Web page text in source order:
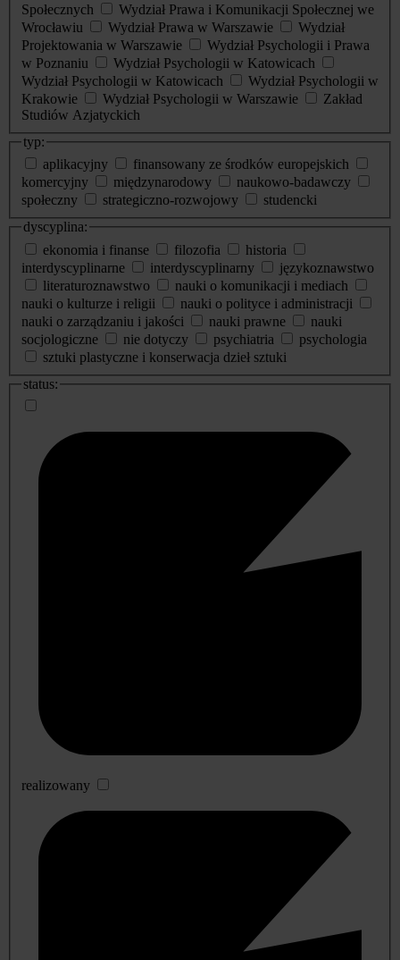
Społecznych
Wydział Prawa i Komunikacji Społecznej we
Wrocławiu
Wydział Prawa w Warszawie
Wydział
Projektowania w Warszawie
Wydział Psychologii i Prawa
w Poznaniu
Wydział Psychologii w Katowicach
Wydział Psychologii w Katowicach
Wydział Psychologii w
Krakowie
Wydział Psychologii w Warszawie
Zakład
Studiów Azjatyckich
typ:
aplikacyjny
finansowany ze środków europejskich
komercyjny
międzynarodowy
naukowo-badawczy
społeczny
strategiczno-rozwojowy
studencki
dyscyplina:
ekonomia i finanse
filozofia
historia
interdyscyplinarne
interdyscyplinarny
językoznawstwo
literaturoznawstwo
nauki o komunikacji i mediach
nauki o kulturze i religii
nauki o polityce i administracji
nauki o zarządzaniu i jakości
nauki prawne
nauki
socjologiczne
nie dotyczy psychiatria
psychologia
sztuki plastyczne i konserwacja dzieł sztuki
status:
realizowany